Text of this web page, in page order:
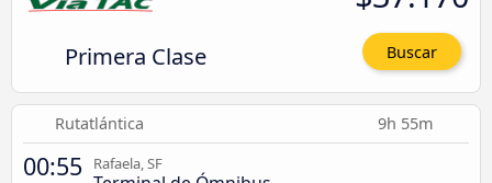
Primera Clase Buscar
Rutatlántica 9h 55m
00:55 Rafaela, SF